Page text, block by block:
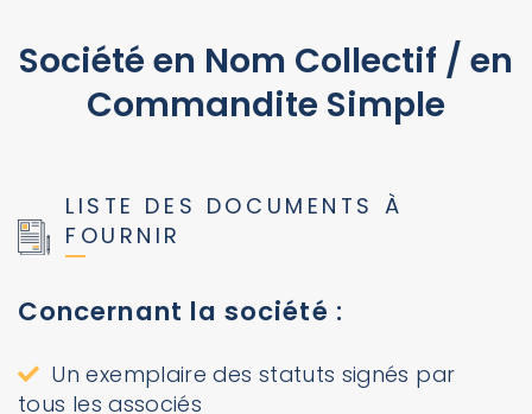
Société en Nom Collectif / en
Commandite Simple
LISTE DES DOCUMENTS À
FOURNIR
Concernant la société :
Un exemplaire des statuts signés par
tous les associés